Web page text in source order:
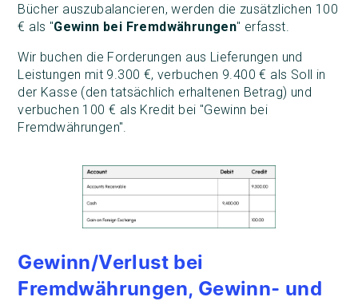
Bücher auszubalancieren, werden die zusätzlichen 100
€ als "Gewinn bei Fremdwährungen" erfasst.
Wir buchen die Forderungen aus Lieferungen und
Leistungen mit 9.300 €, verbuchen 9.400 € als Soll in
der Kasse (den tatsächlich erhaltenen Betrag) und
verbuchen 100 € als Kredit bei "Gewinn bei
Fremdwährungen".
Gewinn/Verlust bei
Fremdwährungen, Gewinn- und